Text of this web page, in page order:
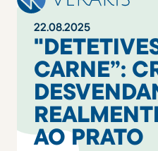
22.08.2025
CARNE”:
AO PRATO